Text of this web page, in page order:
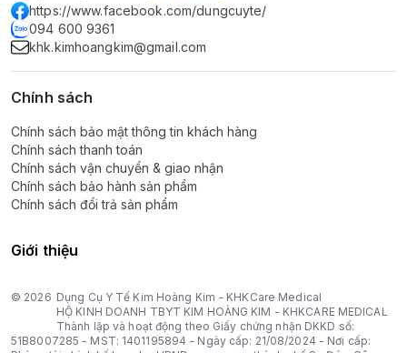
https://www.facebook.com/dungcuyte/
094 600 9361
khk.kimhoangkim@gmail.com
Chính sách
Chính sách bảo mật thông tin khách hàng
Chính sách thanh toán
Chính sách vận chuyển & giao nhận
Chính sách bảo hành sản phẩm
Chính sách đổi trả sản phẩm
Giới thiệu
© 2026 Dụng Cụ Y Tế Kim Hoàng Kim - KHKCare Medical
HỘ KINH DOANH TBYT KIM HOÀNG KIM - KHKCARE MEDICAL
Thành lập và hoạt động theo Giấy chứng nhận DKKD số:
51B8007285 - MST: 1401195894 - Ngày cấp: 21/08/2024 - Nơi cấp: